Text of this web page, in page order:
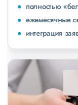
полностью
ежемесячные
интеграция